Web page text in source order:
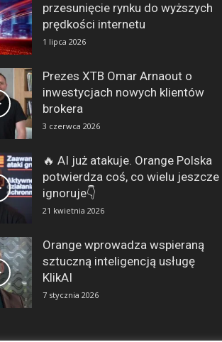
przesunięcie rynku do wyższych
prędkości internetu
1 lipca 2026
Prezes XTB Omar Arnaout o
inwestycjach nowych klientów
brokera
3 czerwca 2026
🔥 AI już atakuje. Orange Polska
potwierdza coś, co wielu jeszcze
ignoruje👇
21 kwietnia 2026
Orange wprowadza wspieraną
sztuczną inteligencją usługę
KlikAI
7 stycznia 2026